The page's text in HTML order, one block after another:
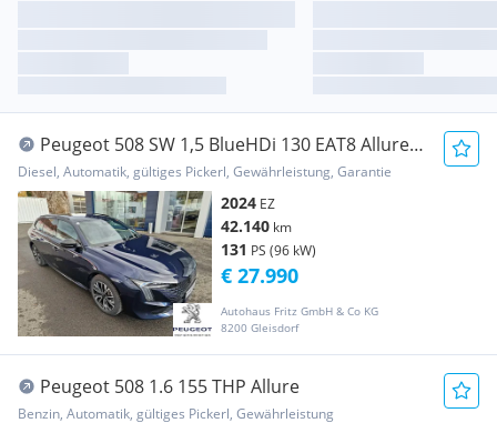
Peugeot 508 SW 1,5 BlueHDi 130 EAT8 Allure
Aut. "inkl. ...
Diesel, Automatik, gültiges Pickerl, Gewährleistung, Garantie
2024 EZ
42.140 km
131 PS (96 kW)
Autohaus Fritz GmbH & Co KG
8200 Gleisdorf
€ 27.990
Peugeot 508 1.6 155 THP Allure
Benzin, Automatik, gültiges Pickerl, Gewährleistung